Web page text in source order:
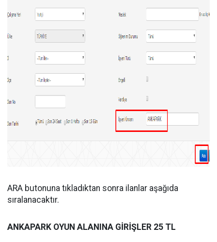
ARA butonuna tıkladıktan sonra ilanlar aşağıda
sıralanacaktır.
ANKAPARK OYUN ALANINA GİRİŞLER 25 TL